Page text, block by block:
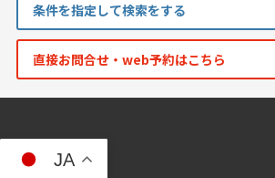
条件を指定して検索をする
直接お問合せ・web予約はこちら
JA